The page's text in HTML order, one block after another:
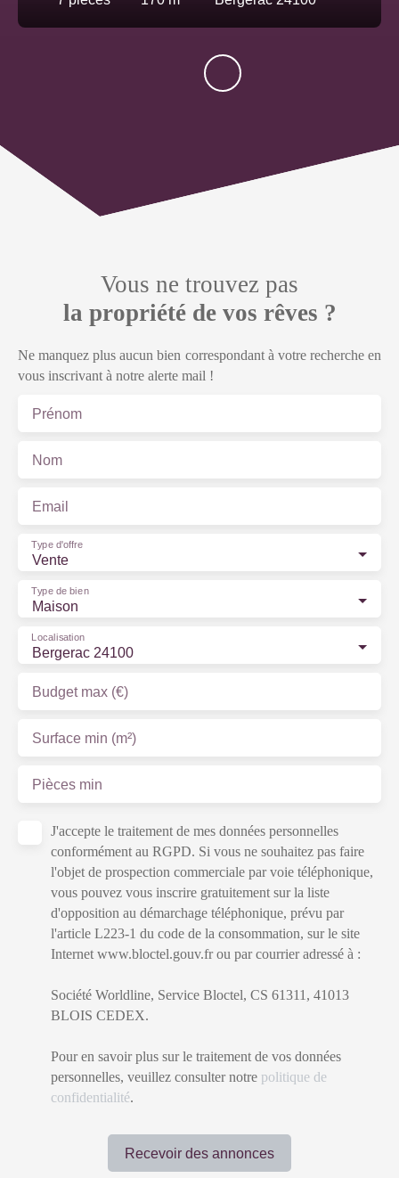
Vous ne trouvez pas
la propriété de vos rêves ?
Ne manquez plus aucun bien correspondant à votre recherche en
vous inscrivant à notre alerte mail !
Prénom
Nom
Email
Vente
Type d'offre
Maison
Type de bien
Bergerac 24100
Localisation
Budget max (€)
Surface min (m²)
Pièces min
J'accepte le traitement de mes données personnelles
conformément au RGPD. Si vous ne souhaitez pas faire
l'objet de prospection commerciale par voie téléphonique,
vous pouvez vous inscrire gratuitement sur la liste
d'opposition au démarchage téléphonique, prévu par
l'article L223-1 du code de la consommation, sur le site
Internet www.bloctel.gouv.fr ou par courrier adressé à :
Société Worldline, Service Bloctel, CS 61311, 41013
BLOIS CEDEX.
Pour en savoir plus sur le traitement de vos données
personnelles, veuillez consulter notre politique de
confidentialité.
Recevoir des annonces